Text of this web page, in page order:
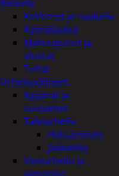
Retkeily
Keittimet ja ruokailu
Kylmälaukut
Makuupussit ja
alustat
Teltat
Urheiluvälineet
Kypärät ja
suojaimet
Talviurheilu
Hiihtäminen
Jääkiekko
Vesiurheilu ja